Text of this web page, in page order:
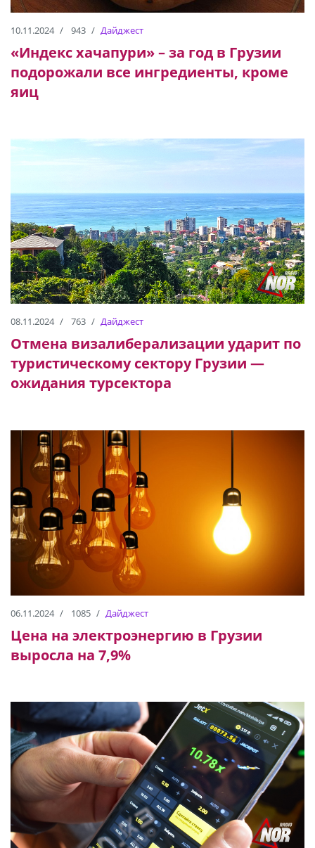
10.11.2024 943 Дайджест
«Индекс хачапури» – за год в Грузии
подорожали все ингредиенты, кроме
яиц
08.11.2024 763 Дайджест
Отмена визалиберализации ударит по
туристическому сектору Грузии —
ожидания турсектора
06.11.2024 1085 Дайджест
Цена на электроэнергию в Грузии
выросла на 7,9%